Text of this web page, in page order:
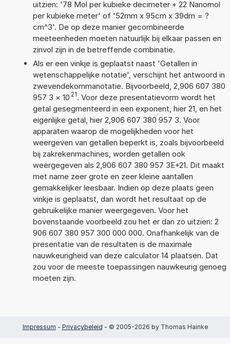
uitzien: '78 Mol per kubieke decimeter + 22 Nanomol
per kubieke meter' of '52mm x 95cm x 39dm = ?
cm^3'. De op deze manier gecombineerde
meeteenheden moeten natuurlijk bij elkaar passen en
zinvol zijn in de betreffende combinatie.
Als er een vinkje is geplaatst naast 'Getallen in
wetenschappelijke notatie', verschijnt het antwoord in
zwevendekommanotatie. Bijvoorbeeld, 2,906 607 380
957 3 × 10 21. Voor deze presentatievorm wordt het
getal gesegmenteerd in een exponent, hier 21, en het
eigenlijke getal, hier 2,906 607 380 957 3. Voor
apparaten waarop de mogelijkheden voor het
weergeven van getallen beperkt is, zoals bijvoorbeeld
bij zakrekenmachines, worden getallen ook
weergegeven als 2,906 607 380 957 3E+21. Dit maakt
met name zeer grote en zeer kleine aantallen
gemakkelijker leesbaar. Indien op deze plaats geen
vinkje is geplaatst, dan wordt het resultaat op de
gebruikelijke manier weergegeven. Voor het
bovenstaande voorbeeld zou het er dan zo uitzien: 2
906 607 380 957 300 000 000. Onafhankelijk van de
presentatie van de resultaten is de maximale
nauwkeurigheid van deze calculator 14 plaatsen. Dat
zou voor de meeste toepassingen nauwkeurig genoeg
moeten zijn.
Impressum - Privacybeleid - © 2005-2026 by Thomas Hainke